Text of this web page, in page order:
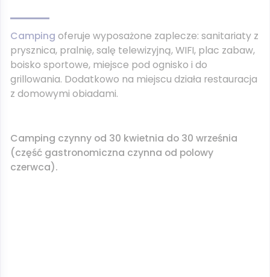
Camping oferuje wyposażone zaplecze: sanitariaty z
prysznica, pralnię, salę telewizyjną, WIFI, plac zabaw,
boisko sportowe, miejsce pod ognisko i do
grillowania. Dodatkowo na miejscu działa restauracja
z domowymi obiadami.
Camping czynny od 30 kwietnia do 30 września
(część gastronomiczna czynna od polowy
czerwca).